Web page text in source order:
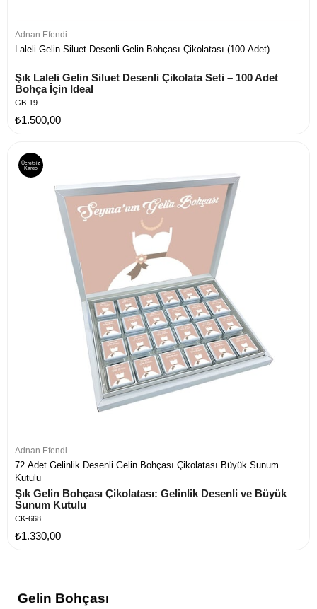
Adnan Efendi
Laleli Gelin Siluet Desenli Gelin Bohçası Çikolatası (100 Adet)
Şık Laleli Gelin Siluet Desenli Çikolata Seti – 100 Adet
Bohça İçin Ideal
GB-19
₺1.500,00
Adnan Efendi
72 Adet Gelinlik Desenli Gelin Bohçası Çikolatası Büyük Sunum
Kutulu
Şık Gelin Bohçası Çikolatası: Gelinlik Desenli ve Büyük
Sunum Kutulu
CK-668
₺1.330,00
Ücretsiz
Kargo
Gelin Bohçası